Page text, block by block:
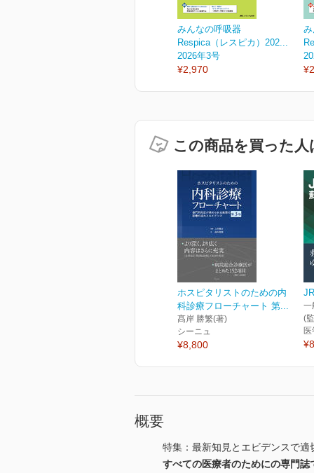
みんなの呼吸器
Respica（レスピカ）202...
2026年3号
¥2,970
この商品を買った
ホスピタリストのための内
科診療フローチャート 第...
髙岸 勝繁(著)
シーニュ
¥8,800
一
(
概要
特集：最新知見とエビデンスで
すべての医療者のためにの専門誌